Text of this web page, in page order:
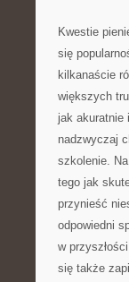
Kwestie
się
kilkanaście
większych
jak akuratnie
nadzwyczaj
szkolenie.
tego jak
przynieść
odpowiedni
w
się także